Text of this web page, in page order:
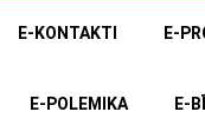
E-KONTAKTI E-
E-POLEMIKA E-